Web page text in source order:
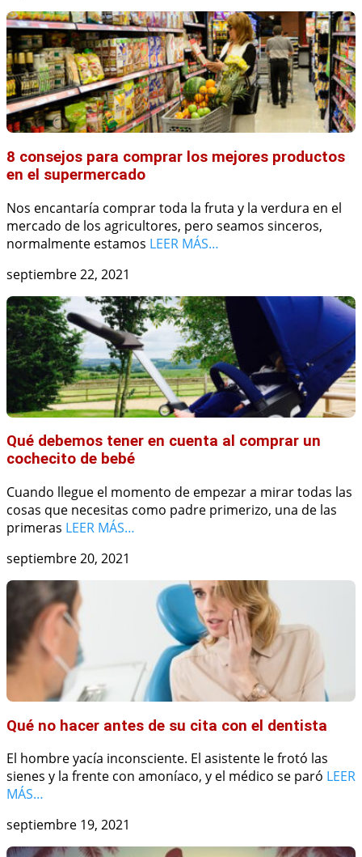
8 consejos para comprar los mejores productos
en el supermercado
Nos encantaría comprar toda la fruta y la verdura en el
mercado de los agricultores, pero seamos sinceros,
normalmente estamos LEER MÁS…
septiembre 22, 2021
Qué debemos tener en cuenta al comprar un
cochecito de bebé
Cuando llegue el momento de empezar a mirar todas las
cosas que necesitas como padre primerizo, una de las
primeras LEER MÁS…
septiembre 20, 2021
Qué no hacer antes de su cita con el dentista
El hombre yacía inconsciente. El asistente le frotó las
sienes y la frente con amoníaco, y el médico se paró LEER
MÁS…
septiembre 19, 2021